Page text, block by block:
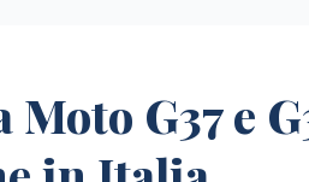
G37 e